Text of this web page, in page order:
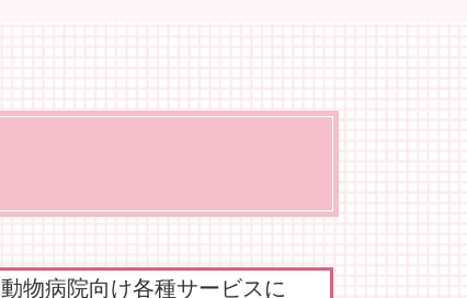
動物病院向け各種サービスに